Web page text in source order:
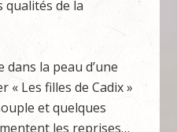
qualités de la
la peau d’une
« Les filles de Cadix »
et quelques
les reprises…